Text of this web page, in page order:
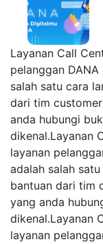
Layanan Call
pelanggan
salah satu cara
dari tim
anda hubungi
dikenal.Layanan
layanan
adalah salah
bantuan dari tim
yang anda
dikenal.Layanan
layanan